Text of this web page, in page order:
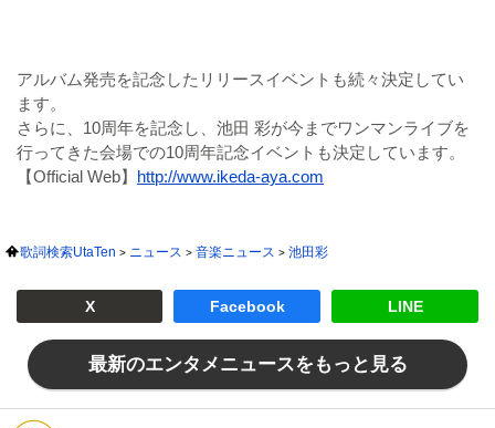
アルバム発売を記念したリリースイベントも続々決定してい
ます。
さらに、10周年を記念し、池田 彩が今までワンマンライブを
行ってきた会場での10周年記念イベントも決定しています。
【Official Web】 http://www.ikeda-aya.com
歌詞検索UtaTen ニュース 音楽ニュース 池田彩
X Facebook LINE
最新のエンタメニュースをもっと見る